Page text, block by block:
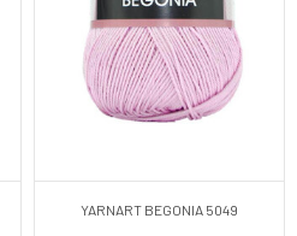
YARNART BEGONIA 5049